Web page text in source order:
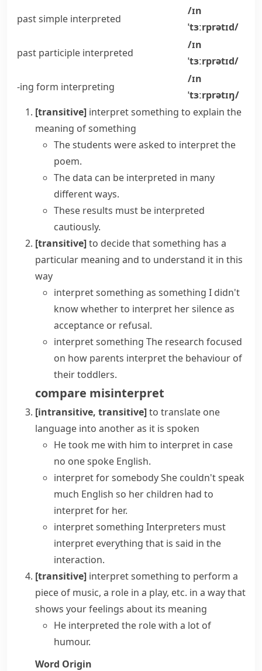
past simple interpreted
/ɪn
ˈtɜːrprətɪd/
past participle interpreted
/ɪn
ˈtɜːrprətɪd/
-ing form interpreting
/ɪn
ˈtɜːrprətɪŋ/
[transitive] interpret something to explain the
meaning of something
The students were asked to interpret the
poem.
The data can be interpreted in many
different ways.
These results must be interpreted
cautiously.
[transitive]to decide that something has a
particular meaning and to understand it in this
way
interpret something as something I didn't
know whether to interpret her silence as
acceptance or refusal.
interpret something The research focused
on how parents interpret the behaviour of
their toddlers.
compare misinterpret
[intransitive, transitive]to translate one
language into another as it is spoken
He took me with him to interpret in case
no one spoke English.
interpret for somebodyShe couldn't speak
much English so her children had to
interpret for her.
interpret something Interpreters must
interpret everything that is said in the
interaction.
[transitive] interpret something to perform a
piece of music, a role in a play, etc. in a way that
shows your feelings about its meaning
He interpreted the role with a lot of
humour.
Word Origin